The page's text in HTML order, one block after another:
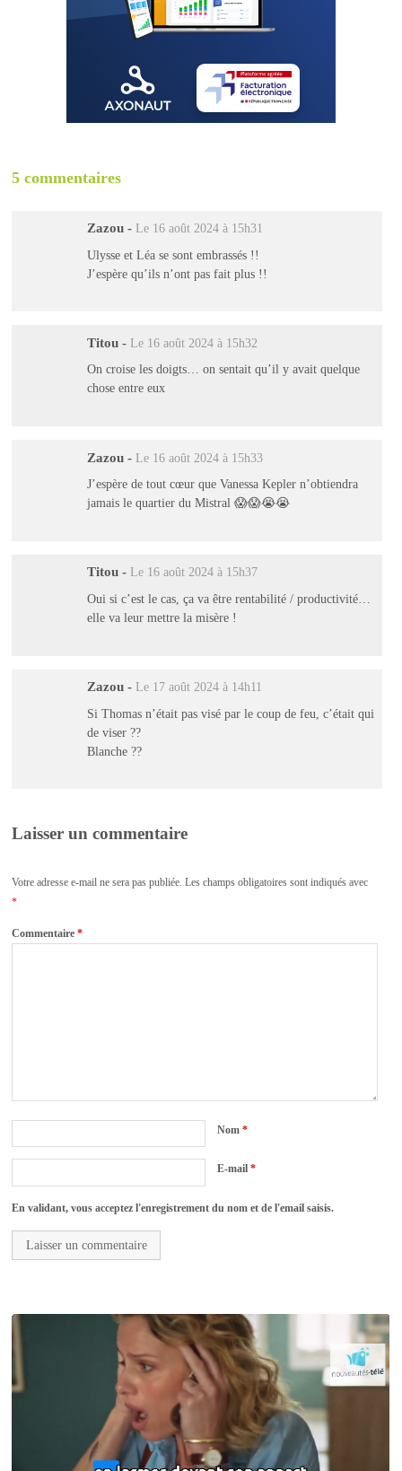
5 commentaires
Zazou - Le 16 août 2024 à 15h31
Ulysse et Léa se sont embrassés !!
J’espère qu’ils n’ont pas fait plus !!
Titou - Le 16 août 2024 à 15h32
On croise les doigts… on sentait qu’il y avait quelque
chose entre eux
Zazou - Le 16 août 2024 à 15h33
J’espère de tout cœur que Vanessa Kepler n’obtiendra
jamais le quartier du Mistral 😱😱😭😭
Titou - Le 16 août 2024 à 15h37
Oui si c’est le cas, ça va être rentabilité / productivité…
elle va leur mettre la misère !
Zazou - Le 17 août 2024 à 14h11
Si Thomas n’était pas visé par le coup de feu, c’était qui
de viser ??
Blanche ??
Laisser un commentaire
Votre adresse e-mail ne sera pas publiée. Les champs obligatoires sont indiqués avec
*
Commentaire*
Nom*
E-mail*
En validant, vous acceptez l'enregistrement du nom et de l'email saisis.